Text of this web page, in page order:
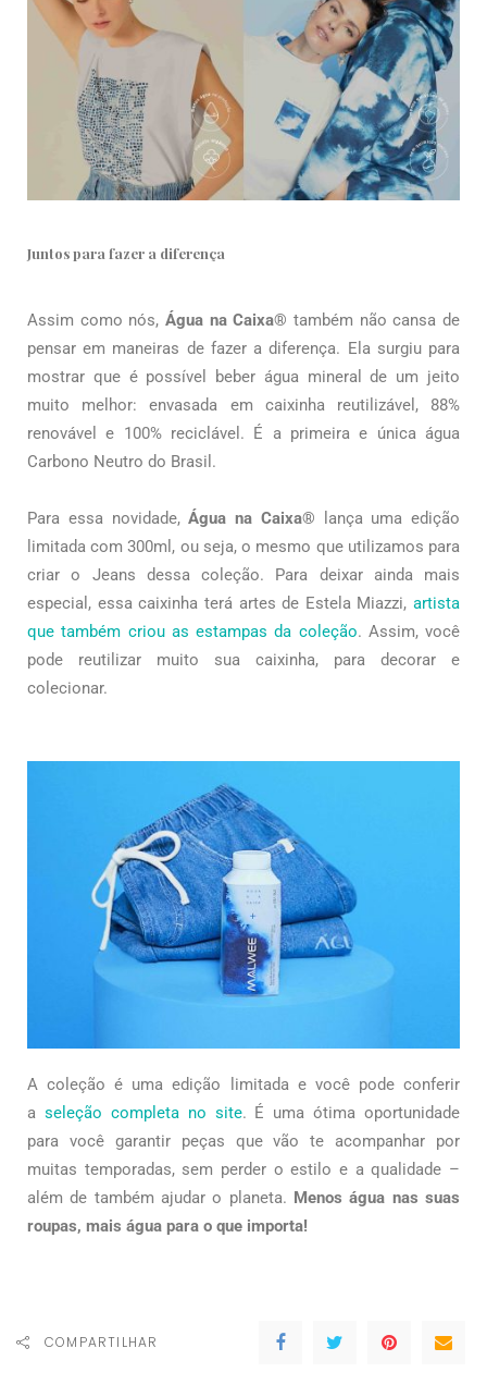
Juntos para fazer a diferença
Assim como nós, Água na Caixa® também não cansa de
pensar em maneiras de fazer a diferença. Ela surgiu para
mostrar que é possível beber água mineral de um jeito
muito melhor: envasada em caixinha reutilizável, 88%
renovável e 100% reciclável. É a primeira e única água
Carbono Neutro do Brasil.
Para essa novidade,Água na Caixa® lança uma edição
limitada com 300ml, ou seja, o mesmo que utilizamos para
criar o Jeans dessa coleção. Para deixar ainda mais
especial, essa caixinha terá artes de Estela Miazzi, artista
que também criou as estampas da coleção. Assim, você
pode reutilizar muito sua caixinha, para decorar e
colecionar.
A coleção é uma edição limitada e você pode conferir
a seleção completa no site. É uma ótima oportunidade
para você garantir peças que vão te acompanhar por
muitas temporadas, sem perder o estilo e a qualidade –
além de também ajudar o planeta. Menos água nas suas
roupas, mais água para o que importa!
COMPARTILHAR